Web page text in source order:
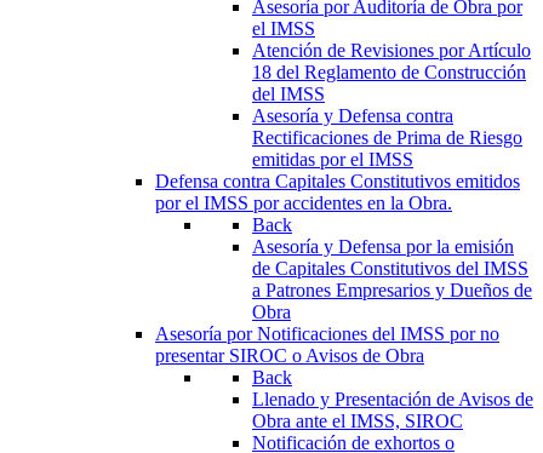
Asesoría por Auditoría de Obra por
el IMSS
Atención de Revisiones por Artículo
18 del Reglamento de Construcción
del IMSS
Asesoría y Defensa contra
Rectificaciones de Prima de Riesgo
emitidas por el IMSS
Defensa contra Capitales Constitutivos emitidos
por el IMSS por accidentes en la Obra.
Back
Asesoría y Defensa por la emisión
de Capitales Constitutivos del IMSS
a Patrones Empresarios y Dueños de
Obra
Asesoría por Notificaciones del IMSS por no
presentar SIROC o Avisos de Obra
Back
Llenado y Presentación de Avisos de
Obra ante el IMSS, SIROC
Notificación de exhortos o